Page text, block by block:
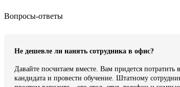
Вопросы-ответы
Не дешевле ли нанять сотрудника в офис?
Давайте посчитаем вместе. Вам придется
кандидата и провести обучение. Штатному